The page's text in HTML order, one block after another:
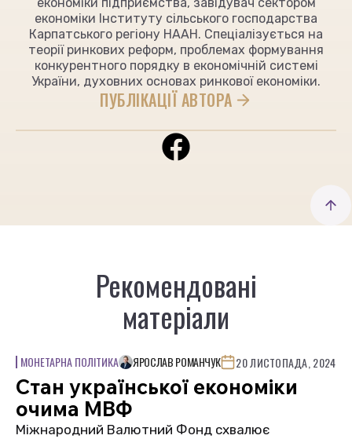
економіки підприємства, завідувач сектором
економіки Інституту сільського господарства
Карпатського регіону НААН. Спеціалізується на
теорії ринкових реформ, проблемах формування
конкурентного порядку в економічній системі
України, духовних основах ринкової економіки.
ПУБЛІКАЦІЇ АВТОРА
Рекомендовані
матеріали
МОНЕТАРНА ПОЛІТИКА ЯРОСЛАВ РОМАНЧУК 20 ЛИСТОПАДА, 2024
Стан української економіки
очима МВФ
Міжнародний Валютний Фонд схвалює